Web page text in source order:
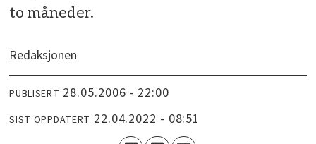
to måneder.
Redaksjonen
PUBLISERT 28.05.2006 - 22:00
SIST OPPDATERT 22.04.2022 - 08:51